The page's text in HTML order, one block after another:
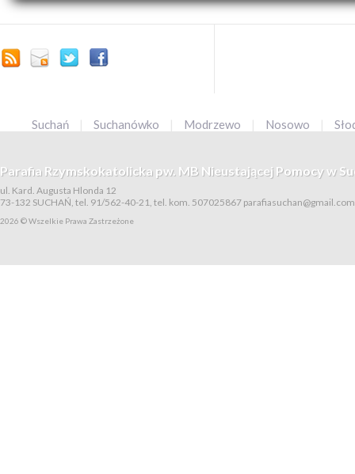
Suchań | Suchanówko | Modrzewo | Nosowo |
Parafia Rzymskokatolicka pw. MB Nieustającej Pomocy w
ul. Kard. Augusta Hlonda 12
73-132 SUCHAŃ, tel. 91/562-40-21, tel. kom. 507025867 parafiasuchan@gmail.com
2026 © Wszelkie Prawa Zastrzeżone